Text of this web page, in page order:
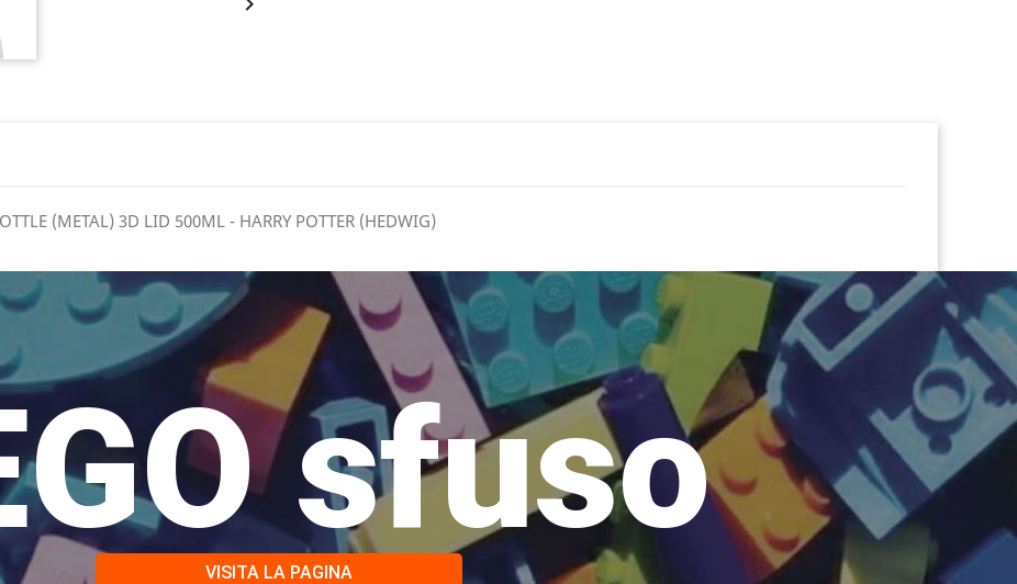
(METAL) 3D LID 500ML - HARRY POTTER (HEDWIG)
sfuso
VISITA LA PAGINA